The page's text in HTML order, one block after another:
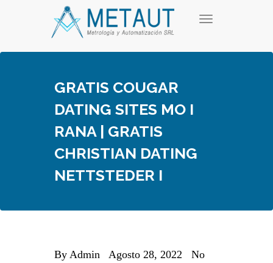
T
g
GRATIS COUGAR
DATING SITES MO I
RANA | GRATIS
CHRISTIAN DATING
NETTSTEDER I
By Admin Agosto 28, 2022
No